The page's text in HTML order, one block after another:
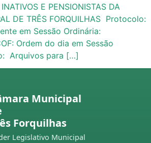
E PENSIONISTAS DA
DE TRÊS FORQUILHAS Protocolo:
em Sessão Ordinária:
Ordem do dia em Sessão
Arquivos para […]
Municipal
Forquilhas
Legislativo Municipal